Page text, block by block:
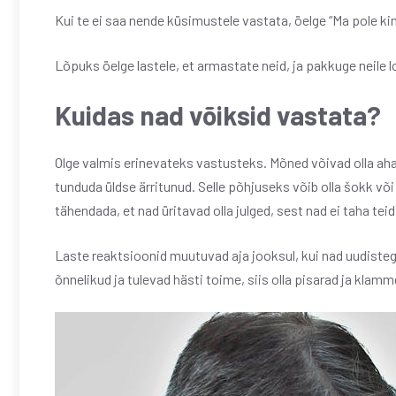
Kui te ei saa nende küsimustele vastata, öelge “Ma pole
Lõpuks öelge lastele, et armastate neid, ja pakkuge neile
Kuidas nad võiksid vastata?
Olge valmis erinevateks vastusteks. Mõned võivad olla
tunduda üldse ärritunud. Selle põhjuseks võib olla šokk
tähendada, et nad üritavad olla julged, sest nad ei taha
Laste reaktsioonid muutuvad aja jooksul, kui nad
õnnelikud ja tulevad hästi toime, siis olla pisarad ja